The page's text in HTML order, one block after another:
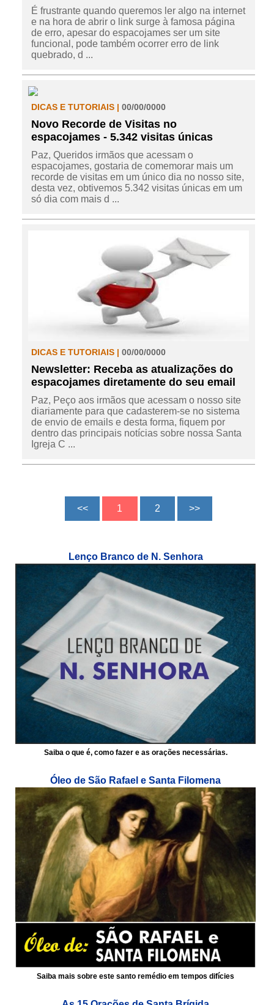
É frustrante quando queremos ler algo na internet
e na hora de abrir o link surge à famosa página
de erro, apesar do espacojames ser um site
funcional, pode também ocorrer erro de link
quebrado, d ...
DICAS E TUTORIAIS | 00/00/0000
Novo Recorde de Visitas no
espacojames - 5.342 visitas únicas
Paz, Queridos irmãos que acessam o
espacojames, gostaria de comemorar mais um
recorde de visitas em um único dia no nosso site,
desta vez, obtivemos 5.342 visitas únicas em um
só dia com mais d ...
DICAS E TUTORIAIS | 00/00/0000
Newsletter: Receba as atualizações do
espacojames diretamente do seu email
Paz, Peço aos irmãos que acessam o nosso site
diariamente para que cadasterem-se no sistema
de envio de emails e desta forma, fiquem por
dentro das principais notícias sobre nossa Santa
Igreja C ...
Lenço Branco de N. Senhora
Saiba o que é, como fazer e as orações necessárias.
Óleo de São Rafael e Santa Filomena
Saiba mais sobre este santo remédio em tempos difícies